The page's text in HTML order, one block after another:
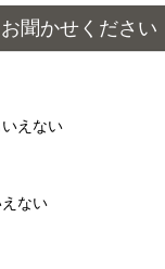
聞かせください
えない
ない